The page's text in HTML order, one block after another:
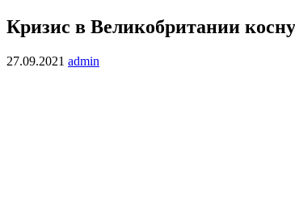
Кризис в Великобритании
27.09.2021 admin